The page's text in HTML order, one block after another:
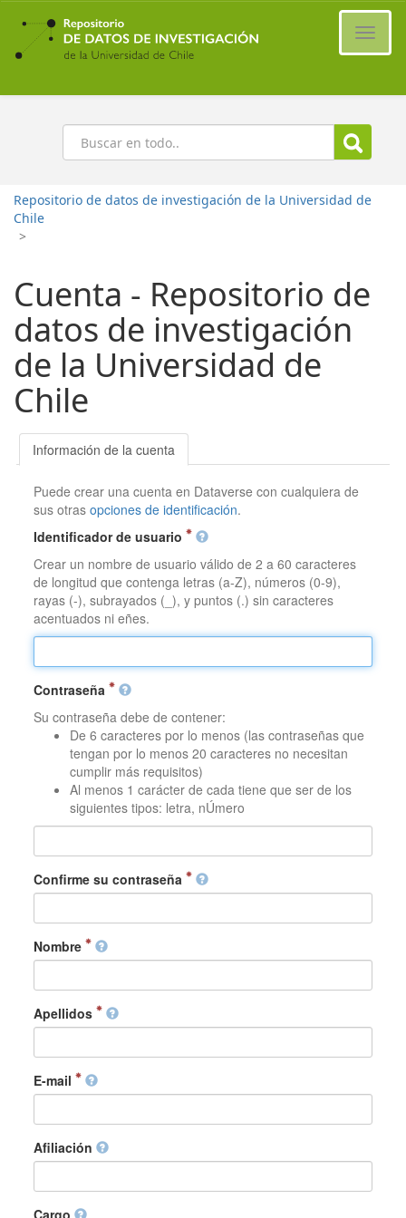
Ir
contenido
principal
Buscar
Repositorio de datos de investigación de la Universidad de
Chile
>
Cuenta - Repositorio de
datos de investigación
de la Universidad de
Chile
Información de la cuenta
Puede crear una cuenta en Dataverse con cualquiera de
sus otrasopciones de identificación.
Identificador de usuario
Crear un nombre de usuario válido de 2 a 60 caracteres
de longitud que contenga letras (a-Z), números (0-9),
rayas (-), subrayados (_), y puntos (.) sin caracteres
acentuados ni eñes.
Contraseña
Su contraseña debe de contener:
De 6 caracteres por lo menos (las contraseñas que
tengan por lo menos 20 caracteres no necesitan
cumplir más requisitos)
Al menos 1 carácter de cada tiene que ser de los
siguientes tipos: letra, nÚmero
Confirme su contraseña
Nombre
Apellidos
E-mail
Afiliación
Cargo